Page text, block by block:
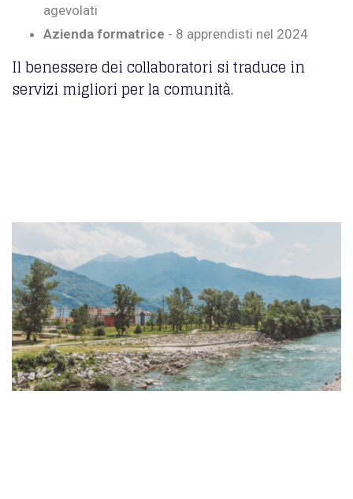
agevolati
Azienda formatrice - 8 apprendisti nel 2024
Il benessere dei collaboratori si traduce in
servizi migliori per la comunità.